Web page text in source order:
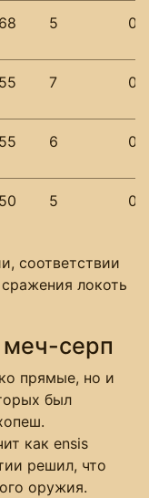
5
7 0,8
6 0,7
5
соответствии
локоть
меч-серп
прямые, но и
был
как ensis
решил, что
оружия.